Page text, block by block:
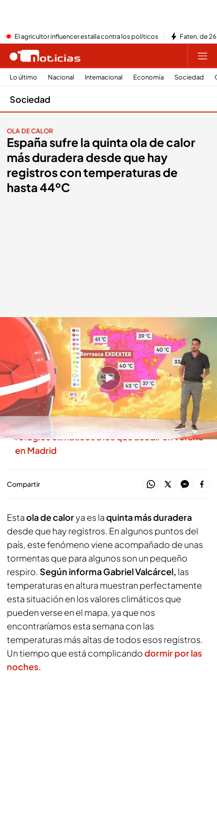
El agricultor influencer estalla contra los políticos Faten, de
Lo último Nacional Internacional Economía Sociedad
Sociedad
OLA DE CALOR
España sufre la quinta ola de calor
más duradera desde que hay
registros con temperaturas de
hasta 44ºC
La calima se une a la ola de calor .Noticias Cuatro
Redacción digital Noticias Cuatro
08 AGO 2025 - 16:49h.
El cielo estará algo enturbiado en los próximos
días precisamente por la llegada de la calima
La ruta del aire acondicionado: los principales
refugios climáticos a los que acudir en verano
en Madrid
Compartir
Estaola de calorya es laquinta más duradera
desde que hay registros. En algunos puntos del
país, este fenómeno viene acompañado de unas
tormentas que para algunos son un pequeño
respiro. Según informa Gabriel Valcárcel, las
temperaturas en altura muestran perfectamente
esta situación en los valores climáticos que
pueden verse en el mapa, ya que nos
encontraríamos esta semana con las
temperaturas más altas de todos esos registros.
Un tiempo que está complicandodormir por las
noches.